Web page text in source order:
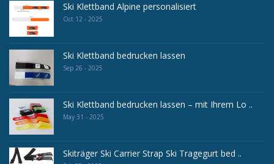
Ski Klettband Alpine personalisiert
Oct 12 - 2025
Ski Klettband bedrucken lassen
Sep 26 - 2025
Ski Klettband bedrucken lassen – mit Ihrem Lo ..
May 31 - 2025
Skiträger Ski Carrier Strap Ski Tragegurt bed ..